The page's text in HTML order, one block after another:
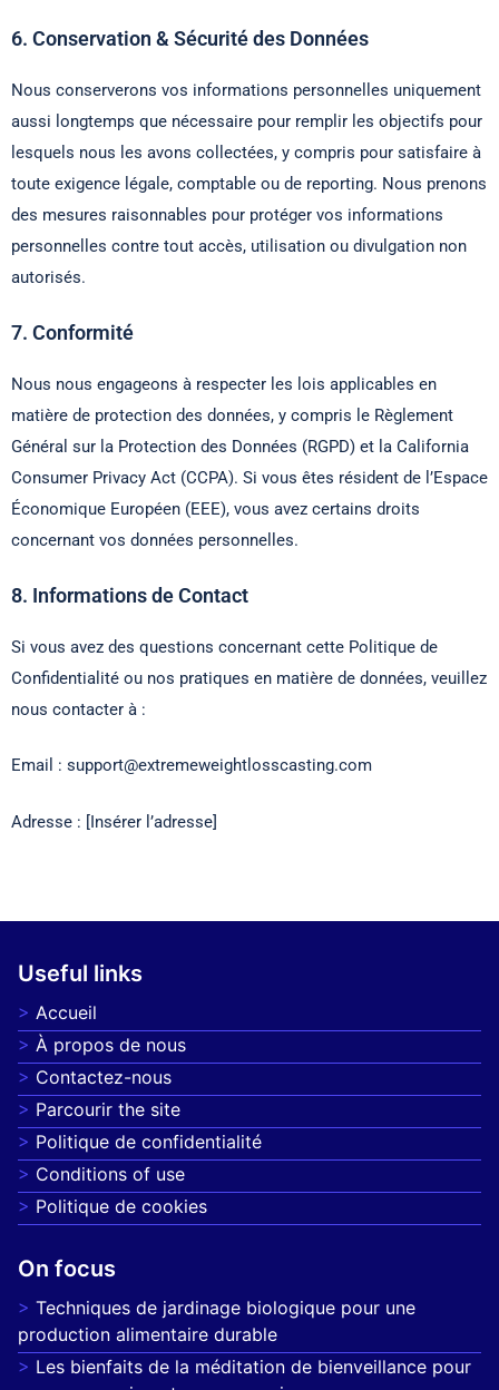
6. Conservation & Sécurité des Données
Nous conserverons vos informations personnelles uniquement
aussi longtemps que nécessaire pour remplir les objectifs pour
lesquels nous les avons collectées, y compris pour satisfaire à
toute exigence légale, comptable ou de reporting. Nous prenons
des mesures raisonnables pour protéger vos informations
personnelles contre tout accès, utilisation ou divulgation non
autorisés.
7. Conformité
Nous nous engageons à respecter les lois applicables en
matière de protection des données, y compris le Règlement
Général sur la Protection des Données (RGPD) et la California
Consumer Privacy Act (CCPA). Si vous êtes résident de l’Espace
Économique Européen (EEE), vous avez certains droits
concernant vos données personnelles.
8. Informations de Contact
Si vous avez des questions concernant cette Politique de
Confidentialité ou nos pratiques en matière de données, veuillez
nous contacter à :
Email : support@extremeweightlosscasting.com
Adresse : [Insérer l’adresse]
Useful links
Accueil
À propos de nous
Contactez-nous
Parcourir the site
Politique de confidentialité
Conditions of use
Politique de cookies
On focus
Techniques de jardinage biologique pour une
production alimentaire durable
Les bienfaits de la méditation de bienveillance pour